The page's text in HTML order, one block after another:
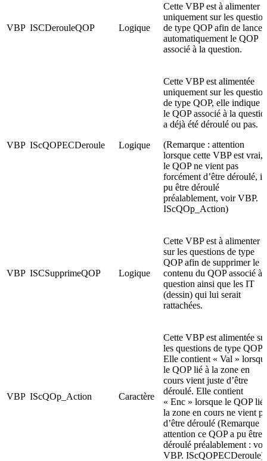
VBP ISCDerouleQOP Logique
Cette VBP est à alimenter
uniquement sur les
de type QOP afin de lancer
automatiquement le QOP
associé à la question.
VBP IScQOPECDeroule Logique
Cette VBP est alimentée
uniquement sur les
de type QOP, elle indique
le QOP associé à la
a déjà été déroulé ou pas.
(Remarque : attention
lorsque cette VBP est vrai,
le QOP ne vient pas
forcément d’être déroulé, il
pu être déroulé
préalablement, voir VBP.
IScQOp_Action)
VBP ISCSupprimeQOP Logique
Cette VBP est à alimenter
sur les questions de type
QOP afin de supprimer le
contenu du QOP associé à
question ainsi que les IT
(dessin) qui lui serait
rattachées.
VBP IScQOp_Action Caractère
Cette VBP est alimentée
les questions de type QOP.
Elle contient « Val »
le QOP lié à la zone en
cours vient juste d’être
déroulé. Elle contient
« Enc » lorsque le QOP lié
la zone en cours ne vient
d’être déroulé (Remarque :
attention ce QOP a pu être
déroulé préalablement :
VBP. IScQOPECDeroule)